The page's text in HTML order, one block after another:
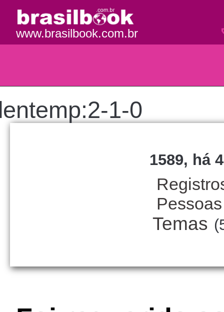
www.brasilbook.com.br
1-0
1589, há
Pessoas
Temas